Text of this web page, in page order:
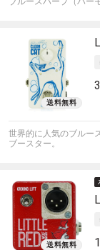
世界的に人気のブルー
ブースター。